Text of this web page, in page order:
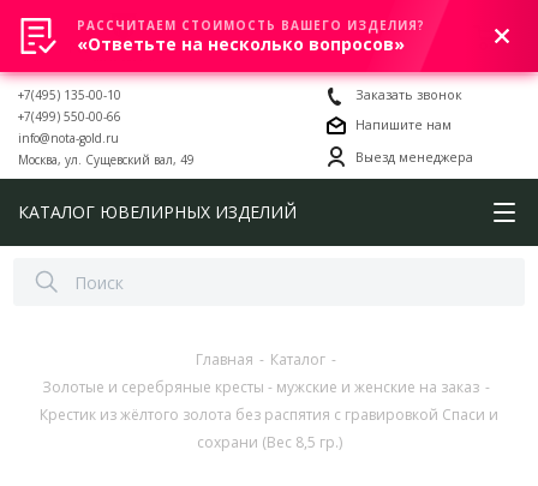
0
+7(495) 135-00-10
+7(499) 550-00-66
info@nota-gold.ru
Москва, ул. Сущевский вал, 49
Заказать звонок
Напишите нам
Выезд менеджера
КАТАЛОГ ЮВЕЛИРНЫХ ИЗДЕЛИЙ
Главная - Каталог -
Золотые и серебряные кресты - мужские и женские на заказ -
Крестик из жёлтого золота без распятия с гравировкой Спаси и
сохрани (Вес 8,5 гр.)
РАССЧИТАЕМ СТОИМОСТЬ ВАШЕГО ИЗДЕЛИЯ?
«Ответьте на несколько вопросов»